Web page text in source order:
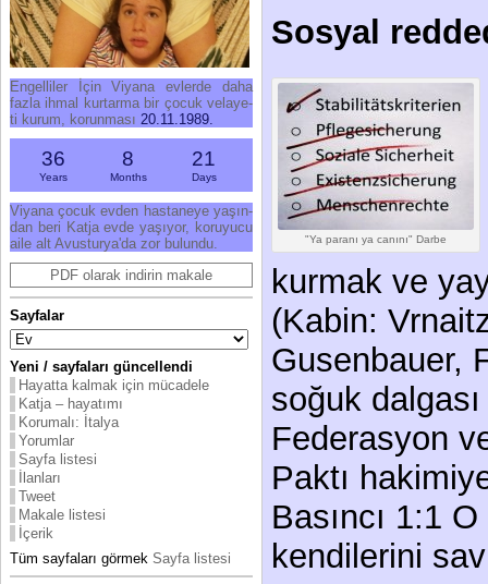
En­gel­li­ler İçin Vi­ya­na ev­ler­de da­ha
faz­la ih­mal kur­tar­ma bir ço­cuk ve­la­ye­
ti ku­rum, ko­run­ma­sı 20.11.1989.
36
Years
8
Months
21
Days
Vi­ya­na ço­cuk ev­den has­ta­ne­ye ya­şın­
dan be­ri Kat­ja ev­de ya­şı­yor, ko­ru­yu­cu
aile alt Avus­tur­ya'da zor bu­lun­du.
PDF olarak indirin makale
Sayfalar
Yeni / sayfaları güncellendi
Hayatta kalmak için mücadele
Katja – hayatımı
Korumalı: İtalya
Yorumlar
Sayfa listesi
İlanları
Tweet
Makale listesi
İçerik
Tüm sayfaları görmek Sayfa listesi
Sosyal
"Ya paranı ya canını" Darbe
kurmak ve
(Kabin:
Gusenbauer,
soğuk
Federasyon
Paktı
Basıncı 1:1
kendilerini